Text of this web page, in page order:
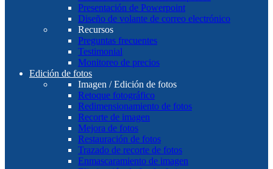
Presentación de Powerpoint
Diseño de volante de correo electrónico
Recursos
Preguntas frecuentes
Testimonial
Monitoreo de precios
Edición de fotos
Imagen / Edición de fotos
Retoque fotográfico
Redimensionamiento de fotos
Recorte de imagen
Mejora de fotos
Restauración de fotos
Trazado de recorte de fotos
Enmascaramiento de imagen